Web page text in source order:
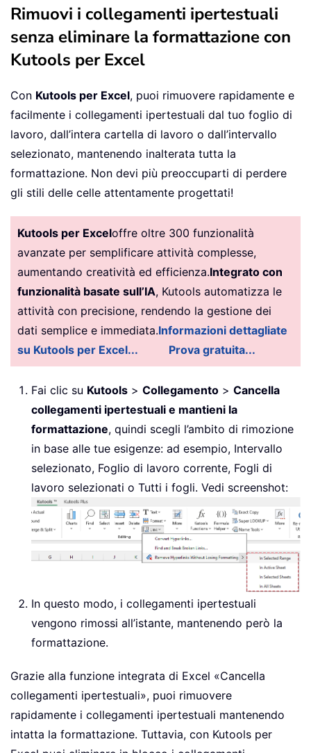
Rimuovi i collegamenti ipertestuali
senza eliminare la formattazione con
Kutools per Excel
Con Kutools per Excel, puoi rimuovere rapidamente e
facilmente i collegamenti ipertestuali dal tuo foglio di
lavoro, dall’intera cartella di lavoro o dall’intervallo
selezionato, mantenendo inalterata tutta la
formattazione. Non devi più preoccuparti di perdere
gli stili delle celle attentamente progettati!
Kutools per Exceloffre oltre 300 funzionalità
avanzate per semplificare attività complesse,
aumentando creatività ed efficienza.Integrato con
funzionalità basate sull’IA, Kutools automatizza le
attività con precisione, rendendo la gestione dei
dati semplice e immediata.Informazioni dettagliate
su Kutools per Excel...
Prova gratuita...
Fai clic su Kutools > Collegamento > Cancella
collegamenti ipertestuali e mantieni la
formattazione, quindi scegli l’ambito di rimozione
in base alle tue esigenze: ad esempio, Intervallo
selezionato, Foglio di lavoro corrente, Fogli di
lavoro selezionati o Tutti i fogli. Vedi screenshot:
In questo modo, i collegamenti ipertestuali
vengono rimossi all’istante, mantenendo però la
formattazione.
Grazie alla funzione integrata di Excel «Cancella
collegamenti ipertestuali», puoi rimuovere
rapidamente i collegamenti ipertestuali mantenendo
intatta la formattazione. Tuttavia, con Kutools per